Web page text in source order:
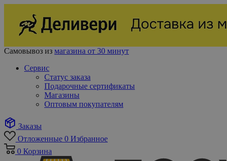
Самовывоз из магазина от 30 минут
Сервис
Статус заказа
Подарочные сертификаты
Магазины
Оптовым покупателям
Заказы
Отложенные 0 Избранное
0 Корзина